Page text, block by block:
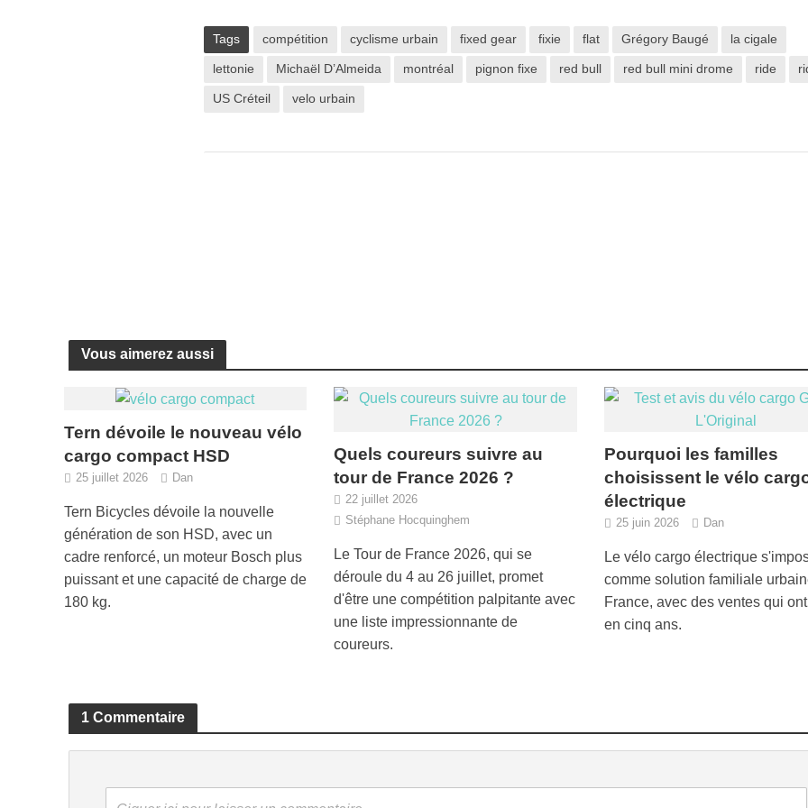
Tags compétition cyclisme urbain fixed gear fixie flat Grégory Baugé la cigale
lettonie Michaël D’Almeida montréal pignon fixe red bull red bull mini drome ride
US Créteil velo urbain
Vous aimerez aussi
Tern dévoile le nouveau vélo
cargo compact HSD
25 juillet 2026 Dan
Tern Bicycles dévoile la nouvelle
génération de son HSD, avec un
cadre renforcé, un moteur Bosch plus
puissant et une capacité de charge de
180 kg.
Quels coureurs suivre au
tour de France 2026 ?
22 juillet 2026
Stéphane Hocquinghem
Le Tour de France 2026, qui se
déroule du 4 au 26 juillet, promet
d'être une compétition palpitante avec
une liste impressionnante de
coureurs.
Pourquoi les familles
choisissent le vélo
électrique
25 juin 2026 Dan
Le vélo cargo électrique
comme solution familiale
France, avec des ventes qui
en cinq ans.
1 Commentaire